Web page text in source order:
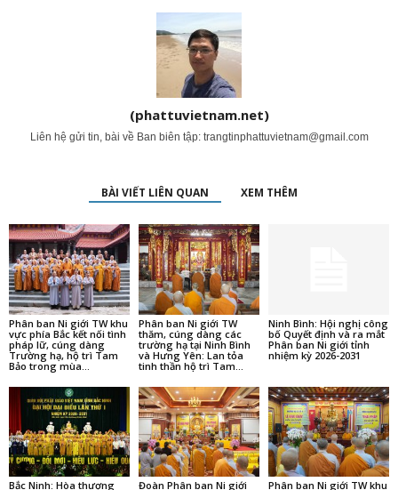
(phattuvietnam.net)
Liên hệ gửi tin, bài về Ban biên tập: trangtinphattuvietnam@gmail.com
BÀI VIẾT LIÊN QUAN XEM THÊM
Phân ban Ni giới TW khu
vực phía Bắc kết nối tình
pháp lữ, cúng dàng
Trường hạ, hộ trì Tam
Bảo trong mùa...
Phân ban Ni giới TW
thăm, cúng dàng các
trường hạ tại Ninh Bình
và Hưng Yên: Lan tỏa
tinh thần hộ trì Tam...
Ninh Bình: Hội nghị công
bố Quyết định và ra mắt
Phân ban Ni giới tỉnh
nhiệm kỳ 2026-2031
Bắc Ninh: Hòa thượng
Đoàn Phân ban Ni giới
Phân ban Ni giới TW khu